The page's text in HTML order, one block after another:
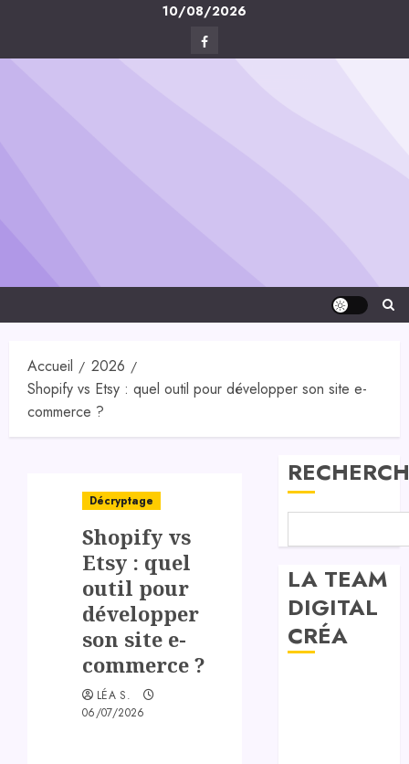
content
10/08/2026
Facebook
Accueil
2026
Shopify vs Etsy : quel outil pour développer son site e-
commerce ?
Décryptage
Shopify vs
Etsy : quel
outil pour
développer
son site e-
commerce ?
LÉA S.
06/07/2026
LA TEAM
DIGITAL
CRÉA